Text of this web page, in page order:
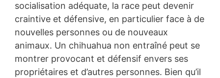
socialisation adéquate, la race peut devenir
craintive et défensive, en particulier face à de
nouvelles personnes ou de nouveaux
animaux. Un chihuahua non entraîné peut se
montrer provocant et défensif envers ses
propriétaires et d’autres personnes. Bien qu’il